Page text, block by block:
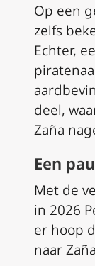
Op een
zelfs
Echter,
deel,
Zaña
Een
Met de
in 2026
er hoop
naar